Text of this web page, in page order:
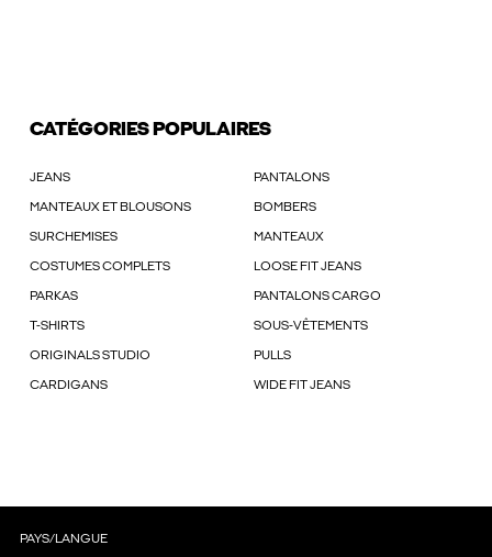
CATÉGORIES POPULAIRES
JEANS PANTALONS
MANTEAUX ET BLOUSONS BOMBERS
SURCHEMISES MANTEAUX
COSTUMES COMPLETS LOOSE FIT JEANS
PARKAS PANTALONS CARGO
T-SHIRTS SOUS-VÊTEMENTS
ORIGINALS STUDIO PULLS
CARDIGANS WIDE FIT JEANS
PAYS/LANGUE